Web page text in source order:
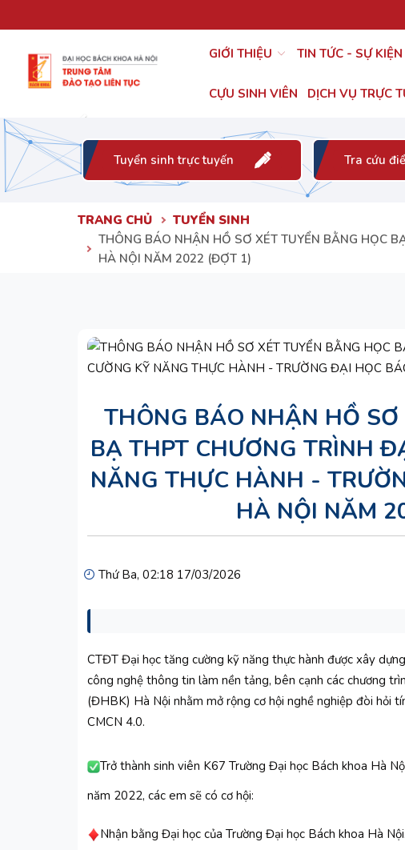
GIỚI THIỆU TIN TỨC - SỰ KIỆN
CỰU SINH VIÊN DỊCH VỤ TRỰC
Tuyển sinh trực tuyến Tra cứu
TRANG CHỦ
TUYỂN SINH
THÔNG BÁO NHẬN HỒ SƠ XÉT TUYỂN BẰNG HỌC
HÀ NỘI NĂM 2022 (ĐỢT 1)
THÔNG BÁO NHẬN HỒ
BẠ THPT CHƯƠNG TRÌNH
NĂNG THỰC HÀNH -
HÀ NỘI NĂM
Thứ Ba, 02:18 17/03/2026
CTĐT Đại học tăng cường kỹ năng thực hành được xây
công nghệ thông tin làm nền tảng, bên cạnh các chương
(ĐHBK) Hà Nội nhằm mở rộng cơ hội nghề nghiệp đòi hỏi
CMCN 4.0.
Trở thành sinh viên K67 Trường Đại học Bách khoa Hà
năm 2022, các em sẽ có cơ hội:
Nhận bằng Đại học của Trường Đại học Bách khoa Hà Nội.